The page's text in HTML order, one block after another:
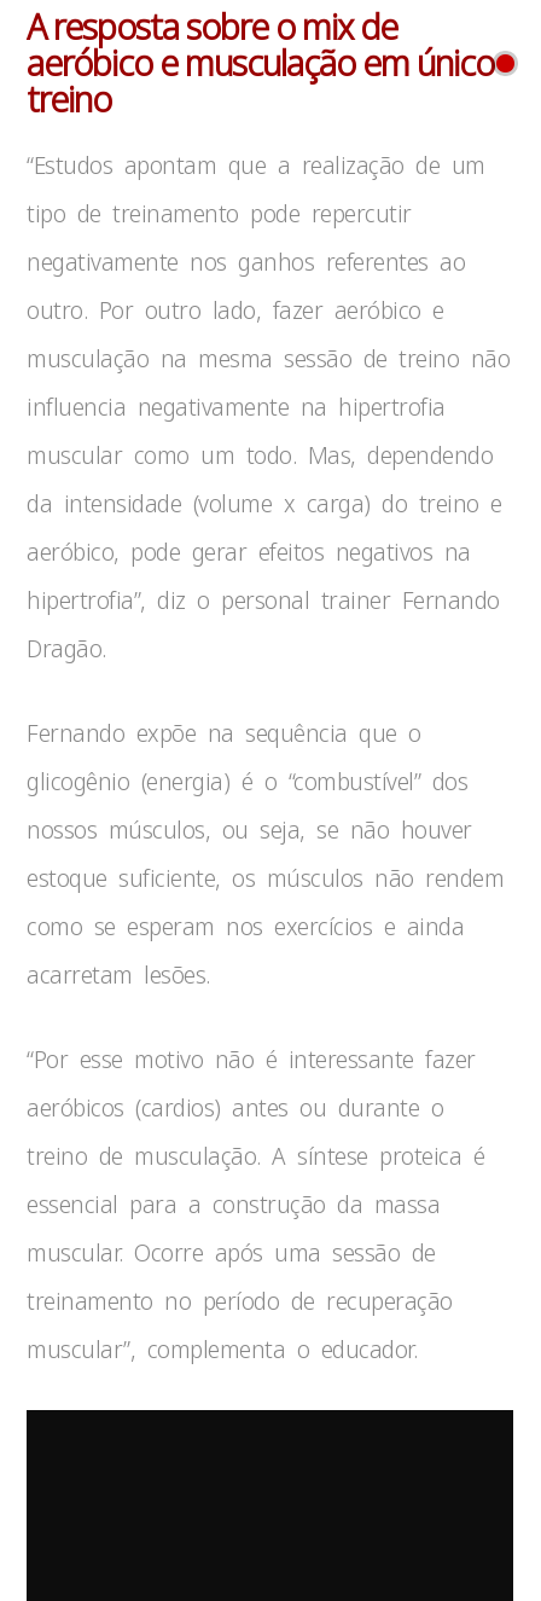
A resposta sobre o mix de
aeróbico e musculação em único
treino
“Estudos apontam que a realização de um
tipo de treinamento pode repercutir
negativamente nos ganhos referentes ao
outro. Por outro lado, fazer aeróbico e
musculação na mesma sessão de treino não
influencia negativamente na hipertrofia
muscular como um todo. Mas, dependendo
da intensidade (volume x carga) do treino e
aeróbico, pode gerar efeitos negativos na
hipertrofia”, diz o personal trainer Fernando
Dragão.
Fernando expõe na sequência que o
glicogênio (energia) é o “combustível” dos
nossos músculos, ou seja, se não houver
estoque suficiente, os músculos não rendem
como se esperam nos exercícios e ainda
acarretam lesões.
“Por esse motivo não é interessante fazer
aeróbicos (cardios) antes ou durante o
treino de musculação. A síntese proteica é
essencial para a construção da massa
muscular. Ocorre após uma sessão de
treinamento no período de recuperação
muscular”, complementa o educador.